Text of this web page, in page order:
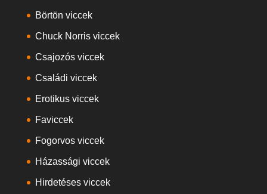
Börtön viccek
Chuck Norris viccek
Csajozós viccek
Családi viccek
Erotikus viccek
Faviccek
Fogorvos viccek
Házassági viccek
Hirdetéses viccek